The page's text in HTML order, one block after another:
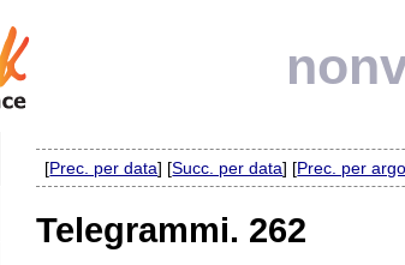
[Prec. per data] [Succ. per data] [Prec. per
Telegrammi. 262